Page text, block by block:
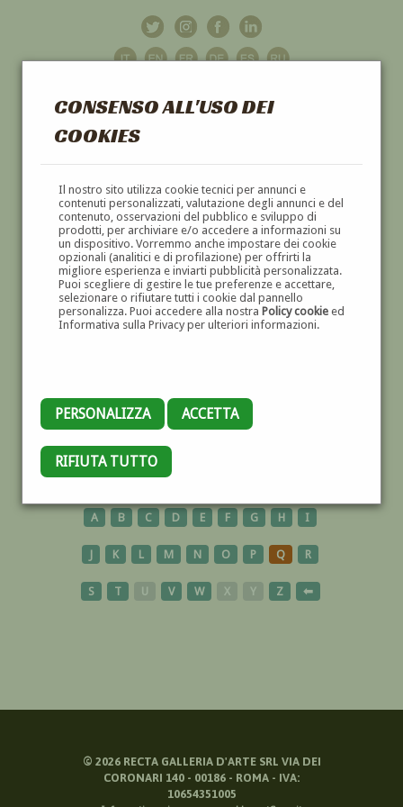
CONSENSO ALL'USO DEI
COOKIES
Il nostro sito utilizza cookie tecnici per annunci e
contenuti personalizzati, valutazione degli annunci e del
contenuto, osservazioni del pubblico e sviluppo di
prodotti, per archiviare e/o accedere a informazioni su
un dispositivo. Vorremmo anche impostare dei cookie
opzionali (analitici e di profilazione) per offrirti la
migliore esperienza e inviarti pubblicità personalizzata.
Puoi scegliere di gestire le tue preferenze e accettare,
selezionare o rifiutare tutti i cookie dal pannello
personalizza. Puoi accedere alla nostra Policy cookieed
Informativa sulla Privacy per ulteriori informazioni.
PERSONALIZZA ACCETTA
RIFIUTA TUTTO
GALLERIAD'ARTE
DIPINTI E SCULTURE '800 E '900
VIGGIU
A B C D E F G H I
J K L M N O P Q R
S T U V W X Y Z ⬅
© 2026RECTA GALLERIA D'ARTE SRL VIA DEI
CORONARI 140 - 00186 - ROMA - IVA:
10654351005